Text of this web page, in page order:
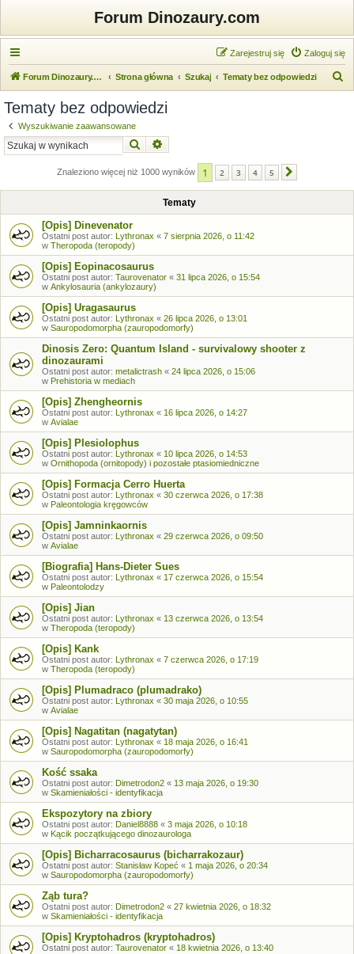
Forum Dinozaury.com
Zaloguj się
Zarejestruj się
Forum Dinozaury.com Strona główna Szukaj Tematy bez odpowiedzi
Tematy bez odpowiedzi
Wyszukiwanie zaawansowane
Szukaj
Znaleziono więcej niż 1000 wyników 1 2 3 4 5
Tematy
[Opis] Dinevenator
Ostatni post autor: Lythronax « 7 sierpnia 2026, o 11:42
w Theropoda (teropody)
[Opis] Eopinacosaurus
Ostatni post autor: Taurovenator « 31 lipca 2026, o 15:54
w Ankylosauria (ankylozaury)
[Opis] Uragasaurus
Ostatni post autor: Lythronax « 26 lipca 2026, o 13:01
w Sauropodomorpha (zauropodomorfy)
Dinosis Zero: Quantum Island - survivalowy shooter z
dinozaurami
Ostatni post autor: metalictrash « 24 lipca 2026, o 15:06
w Prehistoria w mediach
[Opis] Zhengheornis
Ostatni post autor: Lythronax « 16 lipca 2026, o 14:27
w Avialae
[Opis] Plesiolophus
Ostatni post autor: Lythronax « 10 lipca 2026, o 14:53
w Ornithopoda (ornitopody) i pozostałe ptasiomiedniczne
[Opis] Formacja Cerro Huerta
Ostatni post autor: Lythronax « 30 czerwca 2026, o 17:38
w Paleontologia kręgowców
[Opis] Jamninkaornis
Ostatni post autor: Lythronax « 29 czerwca 2026, o 09:50
w Avialae
[Biografia] Hans-Dieter Sues
Ostatni post autor: Lythronax « 17 czerwca 2026, o 15:54
w Paleontolodzy
[Opis] Jian
Ostatni post autor: Lythronax « 13 czerwca 2026, o 13:54
w Theropoda (teropody)
[Opis] Kank
Ostatni post autor: Lythronax « 7 czerwca 2026, o 17:19
w Theropoda (teropody)
[Opis] Plumadraco (plumadrako)
Ostatni post autor: Lythronax « 30 maja 2026, o 10:55
w Avialae
[Opis] Nagatitan (nagatytan)
Ostatni post autor: Lythronax « 18 maja 2026, o 16:41
w Sauropodomorpha (zauropodomorfy)
Kość ssaka
Ostatni post autor: Dimetrodon2 « 13 maja 2026, o 19:30
w Skamieniałości - identyfikacja
Ekspozytory na zbiory
Ostatni post autor: Daniel8888 « 3 maja 2026, o 10:18
w Kącik początkującego dinozaurologa
[Opis] Bicharracosaurus (bicharrakozaur)
Ostatni post autor: Stanisław Kopeć « 1 maja 2026, o 20:34
w Sauropodomorpha (zauropodomorfy)
Ząb tura?
Ostatni post autor: Dimetrodon2 « 27 kwietnia 2026, o 18:32
w Skamieniałości - identyfikacja
[Opis] Kryptohadros (kryptohadros)
Ostatni post autor: Taurovenator « 18 kwietnia 2026, o 13:40